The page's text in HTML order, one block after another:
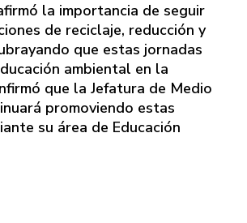
la importancia de seguir
de reciclaje, reducción y
que estas jornadas
ambiental en la
que la Jefatura de Medio
promoviendo estas
su área de Educación